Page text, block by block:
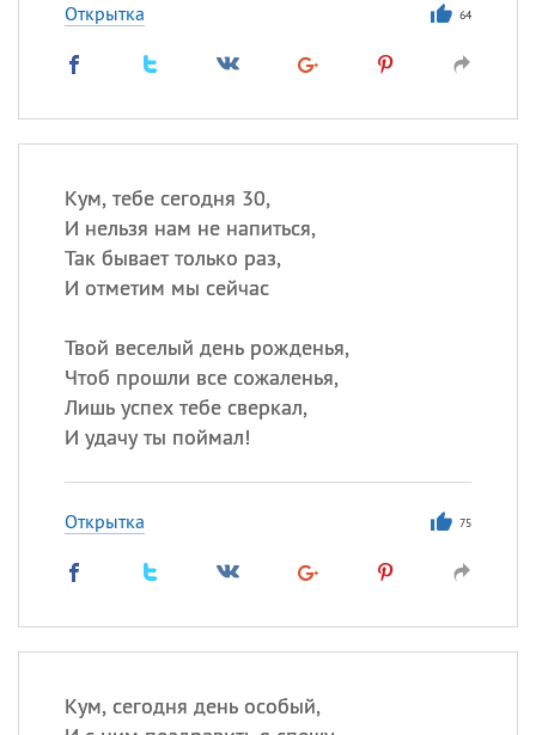
Открытка 64
Кум, тебе сегодня 30,
И нельзя нам не напиться,
Так бывает только раз,
И отметим мы сейчас
Твой веселый день рожденья,
Чтоб прошли все сожаленья,
Лишь успех тебе сверкал,
И удачу ты поймал!
Открытка 75
Кум, сегодня день особый,